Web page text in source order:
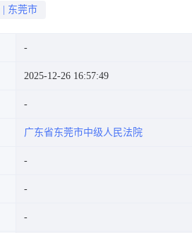
东莞市
2025-12-26 16:57:49
广东省东莞市中级人民法院